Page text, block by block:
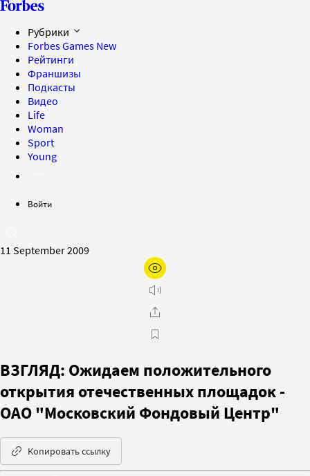
Рубрики
Forbes Games New
Рейтинги
Франшизы
Подкасты
Видео
Life
Woman
Sport
Young
Войти
11 September 2009
ВЗГЛЯД: Ожидаем положительного
открытия отечественных площадок -
ОАО "Московский Фондовый Центр"
Копировать ссылку